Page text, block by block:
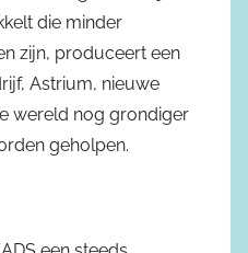
die minder
zijn, produceert een
Astrium, nieuwe
wereld nog grondiger
geholpen.